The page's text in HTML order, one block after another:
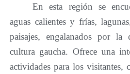
En esta región se
aguas calientes y frías,
paisajes, engalanados por
cultura gaucha. Ofrece una
actividades para los visitantes,